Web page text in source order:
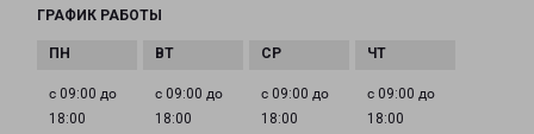
ГРАФИК РАБОТЫ
с 09:00 до
18:00
с 09:00 до
18:00
с 09:00 до
18:00
с 09:00 до
18:00